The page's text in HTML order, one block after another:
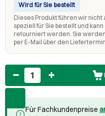
Wird für Sie bestellt
Dieses Produkt führen wir nicht
speziell für Sie bestellt und
retourniert werden. Sie
per E-Mail über den
Anzahl
Für Fachkundenpreise